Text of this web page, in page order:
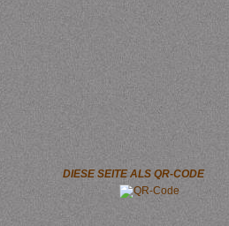
DIESE SEITE ALS QR-CODE